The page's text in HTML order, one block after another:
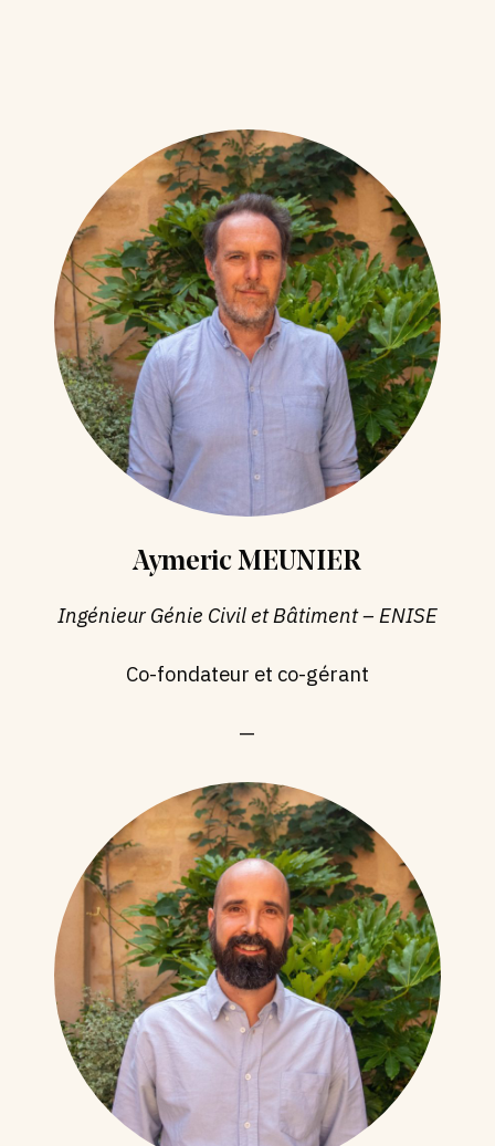
Aymeric MEUNIER
Ingénieur Génie Civil et Bâtiment – ENISE
Co-fondateur et co-gérant
—